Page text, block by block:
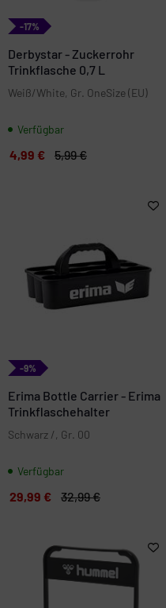
-17%
Derbystar - Zuckerrohr
Trinkflasche 0,7 L
Weiß/White, Gr. OneSize (EU)
Verfügbar
4,99 € 5,99 €
-9%
Erima Bottle Carrier - Erima
Trinkflaschehalter
Schwarz /, Gr. 00
Verfügbar
29,99 € 32,99 €